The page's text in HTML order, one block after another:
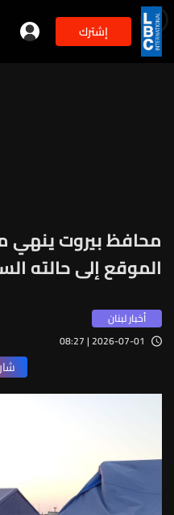
إشترك 2min
محافظ بيروت ينهي
الموقع إلى حالته
أخبار لبنان
2026-07-01 | 08:27